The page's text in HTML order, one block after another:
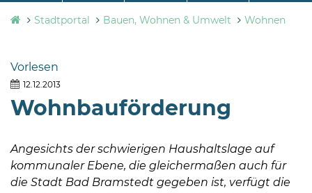
Stadtverwaltung
Bramstedt
Bleeck 15-
24576 Bad
04192-
506-
language
Select Language
Stadtportal Bauen, Wohnen & Umwelt Wohnen
Vorlesen
12.12.2013
Wohnbauförderung
Angesichts der schwierigen Haushaltslage auf
kommunaler Ebene, die gleichermaßen auch für
die Stadt Bad Bramstedt gegeben ist, verfügt die